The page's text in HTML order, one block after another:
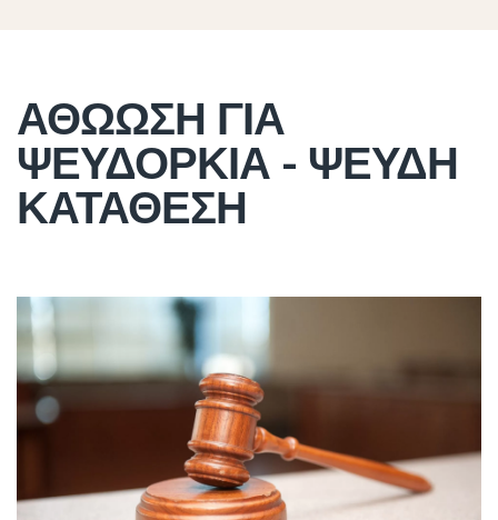
ΑΘΩΩΣΗ ΓΙΑ
ΨΕΥΔΟΡΚΙΑ - ΨΕΥΔΗ
ΚΑΤΑΘΕΣΗ